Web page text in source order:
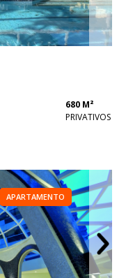
680 M²
PRIVATIVOS
APARTAMENTO